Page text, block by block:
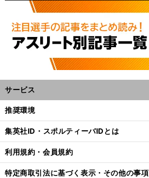
サービス
推奨環境
集英社ID・スポルティーバIDとは
利用規約・会員規約
特定商取引法に基づく表示・その他の事項